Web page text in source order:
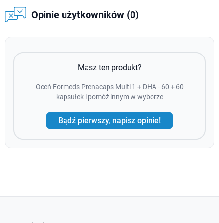
Opinie użytkowników (0)
Masz ten produkt?
Oceń Formeds Prenacaps Multi 1 + DHA - 60 + 60
kapsułek i pomóż innym w wyborze
Bądź pierwszy, napisz opinie!